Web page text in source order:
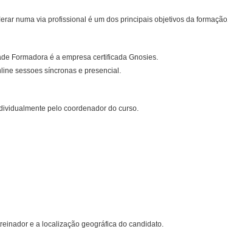
numa via profissional é um dos principais objetivos da formação.
Formadora é a empresa certificada Gnosies.
sessoes síncronas e presencial.
pelo coordenador do curso.
e a localização geográfica do candidato.